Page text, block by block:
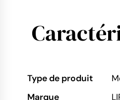
Type de produit
Marque